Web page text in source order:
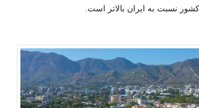
نسبت به ایران بالاتر است.